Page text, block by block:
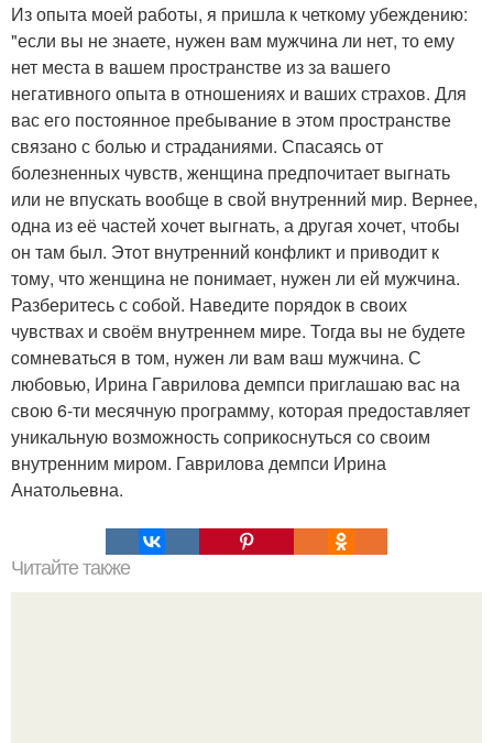
Из опыта моей работы, я пришла к четкому убеждению:
"если вы не знаете, нужен вам мужчина ли нет, то ему
нет места в вашем пространстве из за вашего
негативного опыта в отношениях и ваших страхов. Для
вас его постоянное пребывание в этом пространстве
связано с болью и страданиями. Спасаясь от
болезненных чувств, женщина предпочитает выгнать
или не впускать вообще в свой внутренний мир. Вернее,
одна из её частей хочет выгнать, а другая хочет, чтобы
он там был. Этот внутренний конфликт и приводит к
тому, что женщина не понимает, нужен ли ей мужчина.
Разберитесь с собой. Наведите порядок в своих
чувствах и своём внутреннем мире. Тогда вы не будете
сомневаться в том, нужен ли вам ваш мужчина. С
любовью, Ирина Гаврилова демпси приглашаю вас на
свою 6-ти месячную программу, которая предоставляет
уникальную возможность соприкоснуться со своим
внутренним миром. Гаврилова демпси Ирина
Анатольевна.
Читайте также